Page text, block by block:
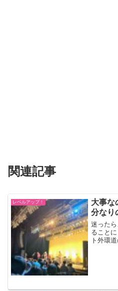
関連記事
レベルアップ！
大事な
分なり
迷った
ること
ト外環